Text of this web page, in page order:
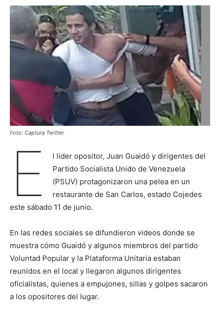
Foto: Captura Twitter.
E
l líder opositor, Juan Guaidó y dirigentes del
Partido Socialista Unido de Venezuela
(PSUV) protagonizaron una pelea en un
restaurante de San Carlos, estado Cojedes
este sábado 11 de junio.
En las redes sociales se difundieron videos donde se
muestra cómo Guaidó y algunos miembros del partido
Voluntad Popular y la Plataforma Unitaria estaban
reunidos en el local y llegaron algunos dirigentes
oficialistas, quienes a empujones, sillas y golpes sacaron
a los opositores del lugar.